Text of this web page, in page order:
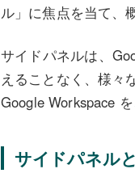
ル」に焦点を当て、
サイドパネルは、
えることなく、様々
Google Workspace
サイドパネル